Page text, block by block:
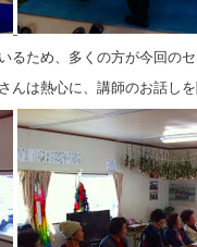
るため、多くの方が今回の
は熱心に、講師のお話しを